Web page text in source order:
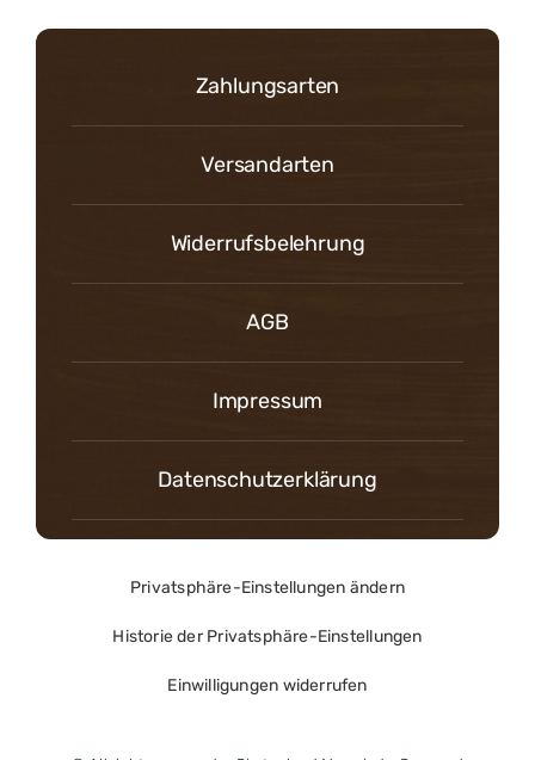
Zahlungsarten
Versandarten
Widerrufsbelehrung
AGB
Impressum
Datenschutzerklärung
Privatsphäre-Einstellungen ändern
Historie der Privatsphäre-Einstellungen
Einwilligungen widerrufen